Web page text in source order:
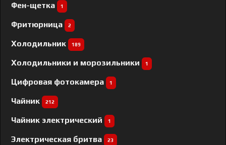
Фен-щетка 1
Фритюрница 2
Холодильник 189
Холодильники и морозильники 1
Цифровая фотокамера 1
Чайник 212
Чайник электрический 1
Электрическая бритва 23